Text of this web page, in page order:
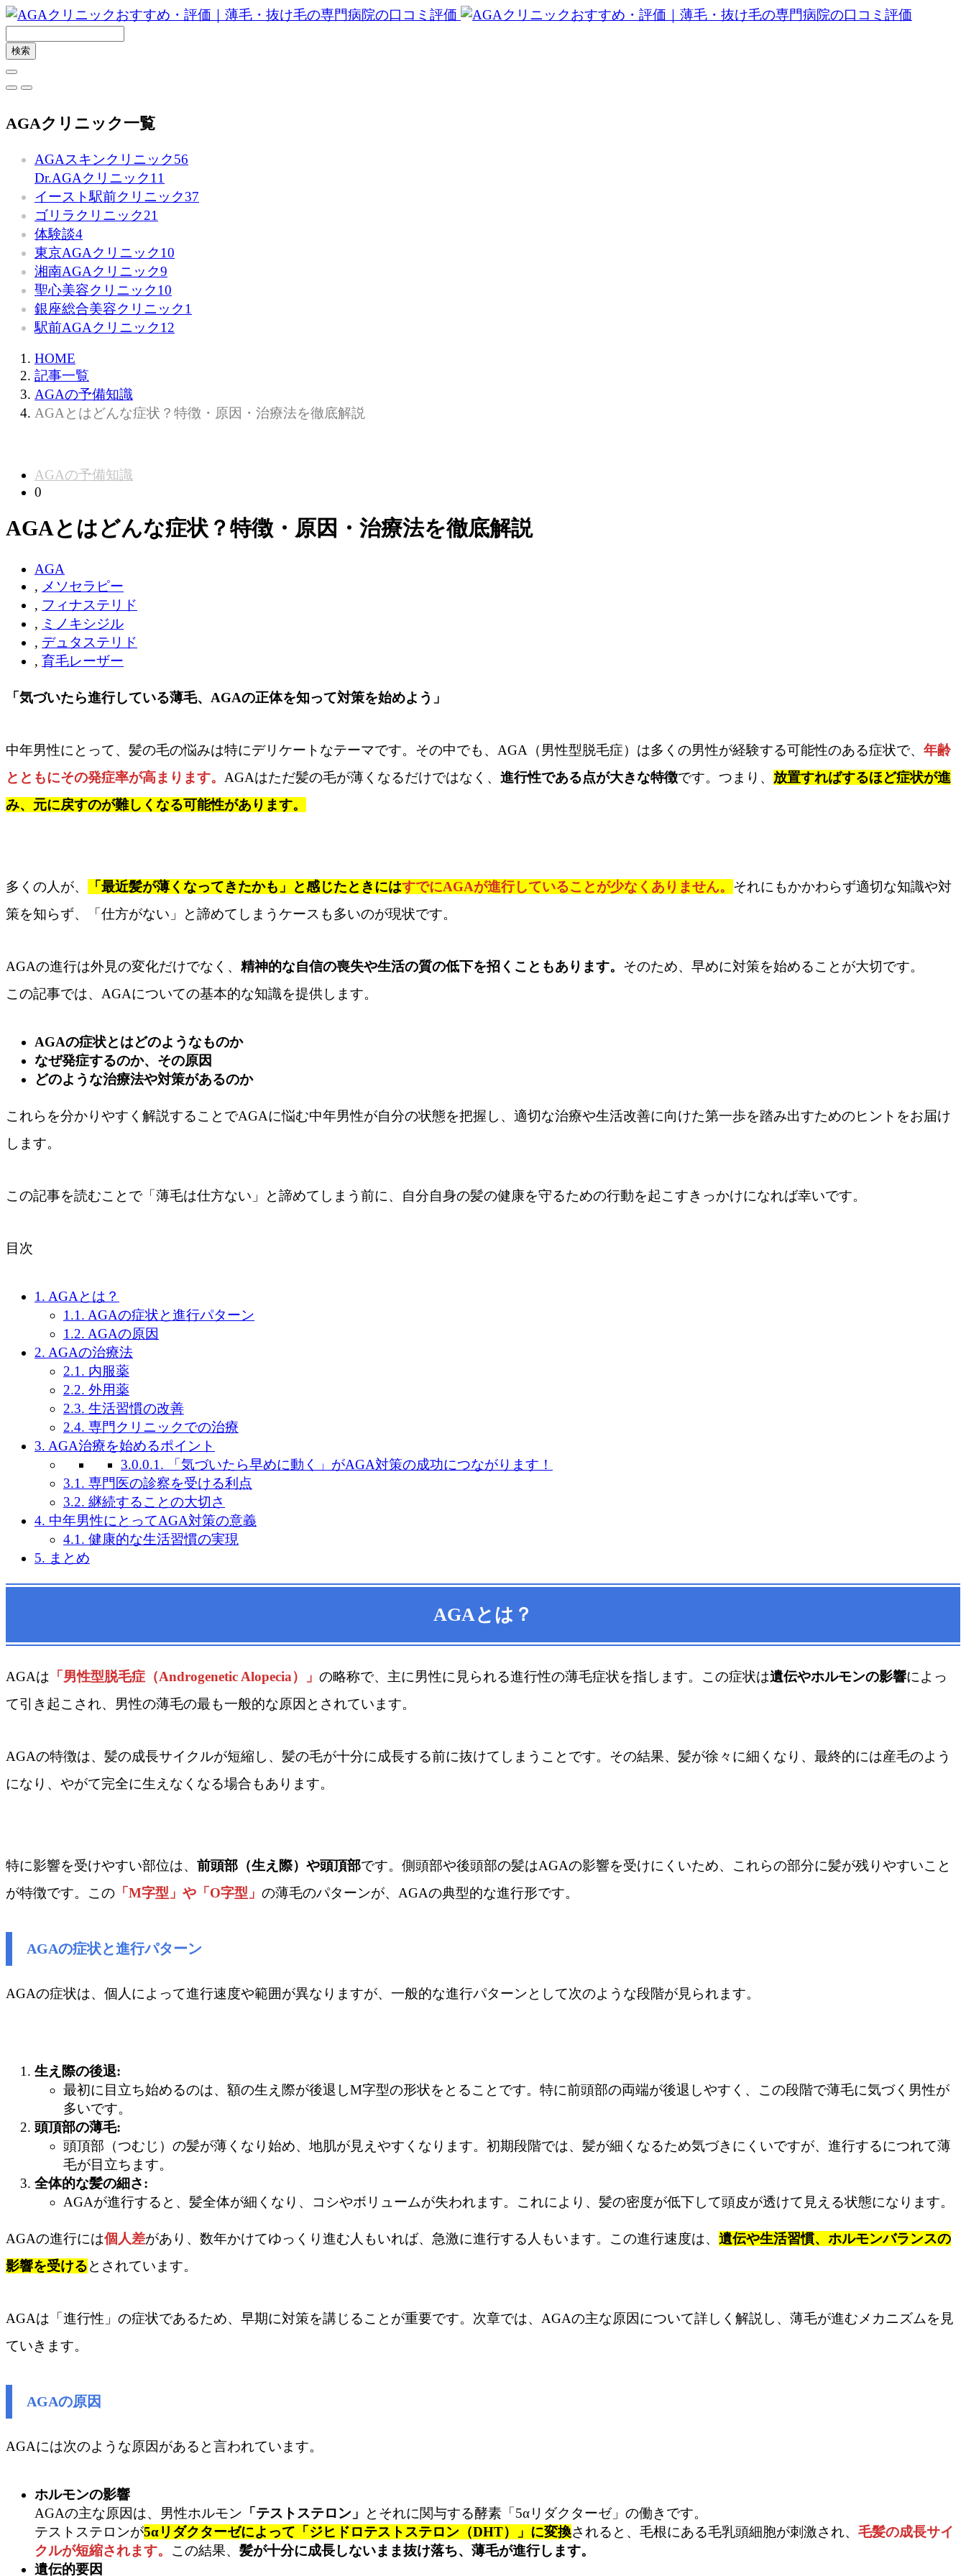
AGAクリニック一覧
AGAスキンクリニック56
Dr.AGAクリニック11
イースト駅前クリニック37
ゴリラクリニック21
体験談4
東京AGAクリニック10
湘南AGAクリニック9
聖心美容クリニック10
銀座総合美容クリニック1
駅前AGAクリニック12
HOME
記事一覧
AGAの予備知識
AGAとはどんな症状？特徴・原因・治療法を徹底解説
AGAの予備知識
0
AGAとはどんな症状？特徴・原因・治療法を徹底解説
AGA
, メソセラピー
, フィナステリド
, ミノキシジル
, デュタステリド
, 育毛レーザー
「気づいたら進行している薄毛、AGAの正体を知って対策を始めよう」
中年男性にとって、髪の毛の悩みは特にデリケートなテーマです。その中でも、AGA（男性型脱毛症）は多くの男性が経験する可能性のある症状で、 年齢
とともにその発症率が高まります。 AGAはただ髪の毛が薄くなるだけではなく、 進行性である点が大きな特徴です。つまり、 放置すればするほど症状が進
み、元に戻すのが難しくなる可能性があります。
多くの人が、 「最近髪が薄くなってきたかも」と感じたときにはすでにAGAが進行していることが少なくありません。 それにもかかわらず適切な知識や対
策を知らず、「仕方がない」と諦めてしまうケースも多いのが現状です。
AGAの進行は外見の変化だけでなく、 精神的な自信の喪失や生活の質の低下を招くこともあります。 そのため、早めに対策を始めることが大切です。
この記事では、AGAについての基本的な知識を提供します。
AGAの症状とはどのようなものか
なぜ発症するのか、その原因
どのような治療法や対策があるのか
これらを分かりやすく解説することでAGAに悩む中年男性が自分の状態を把握し、適切な治療や生活改善に向けた第一歩を踏み出すためのヒントをお届け
します。
この記事を読むことで「薄毛は仕方ない」と諦めてしまう前に、自分自身の髪の健康を守るための行動を起こすきっかけになれば幸いです。
目次
1. AGAとは？
1.1. AGAの症状と進行パターン
1.2. AGAの原因
2. AGAの治療法
2.1. 内服薬
2.2. 外用薬
2.3. 生活習慣の改善
2.4. 専門クリニックでの治療
3. AGA治療を始めるポイント
3.0.0.1. 「気づいたら早めに動く」がAGA対策の成功につながります！
3.1. 専門医の診察を受ける利点
3.2. 継続することの大切さ
4. 中年男性にとってAGA対策の意義
4.1. 健康的な生活習慣の実現
5. まとめ
AGAとは？
AGAは 「男性型脱毛症（Androgenetic Alopecia）」 の略称で、主に男性に見られる進行性の薄毛症状を指します。この症状は遺伝やホルモンの影響によっ
て引き起こされ、男性の薄毛の最も一般的な原因とされています。
AGAの特徴は、髪の成長サイクルが短縮し、髪の毛が十分に成長する前に抜けてしまうことです。その結果、髪が徐々に細くなり、最終的には産毛のよう
になり、やがて完全に生えなくなる場合もあります。
特に影響を受けやすい部位は、 前頭部（生え際）や頭頂部です。側頭部や後頭部の髪はAGAの影響を受けにくいため、これらの部分に髪が残りやすいこと
が特徴です。この 「M字型」や「O字型」 の薄毛のパターンが、AGAの典型的な進行形です。
AGAの症状と進行パターン
AGAの症状は、個人によって進行速度や範囲が異なりますが、一般的な進行パターンとして次のような段階が見られます。
生え際の後退:
最初に目立ち始めるのは、額の生え際が後退しM字型の形状をとることです。特に前頭部の両端が後退しやすく、この段階で薄毛に気づく男性が
多いです。
頭頂部の薄毛:
頭頂部（つむじ）の髪が薄くなり始め、地肌が見えやすくなります。初期段階では、髪が細くなるため気づきにくいですが、進行するにつれて薄
毛が目立ちます。
全体的な髪の細さ:
AGAが進行すると、髪全体が細くなり、コシやボリュームが失われます。これにより、髪の密度が低下して頭皮が透けて見える状態になります。
AGAの進行には個人差があり、数年かけてゆっくり進む人もいれば、急激に進行する人もいます。この進行速度は、 遺伝や生活習慣、ホルモンバランスの
影響を受けるとされています。
AGAは「進行性」の症状であるため、早期に対策を講じることが重要です。次章では、AGAの主な原因について詳しく解説し、薄毛が進むメカニズムを見
ていきます。
AGAの原因
AGAには次のような原因があると言われています。
ホルモンの影響
AGAの主な原因は、男性ホルモン 「テストステロン」
とそれに関与する酵素「5αリダクターゼ」の働きです。
テストステロンが5αリダクターゼによって「ジヒドロテストステロン（DHT）」に変換されると、毛根にある毛乳頭細胞が刺激され、 毛髪の成長サイ
クルが短縮されます。 この結果、 髪が十分に成長しないまま抜け落ち、薄毛が進行します。
遺伝的要因